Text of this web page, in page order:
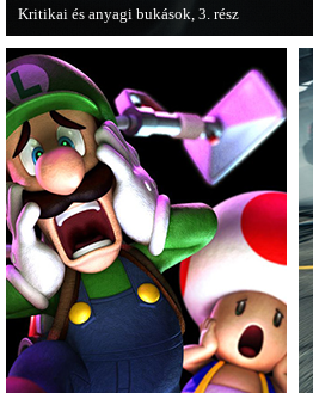
Kritikai és anyagi bukások, 3. rész
A PC Guru "Kritikai és anyagi bukások"
olvashatjuk.